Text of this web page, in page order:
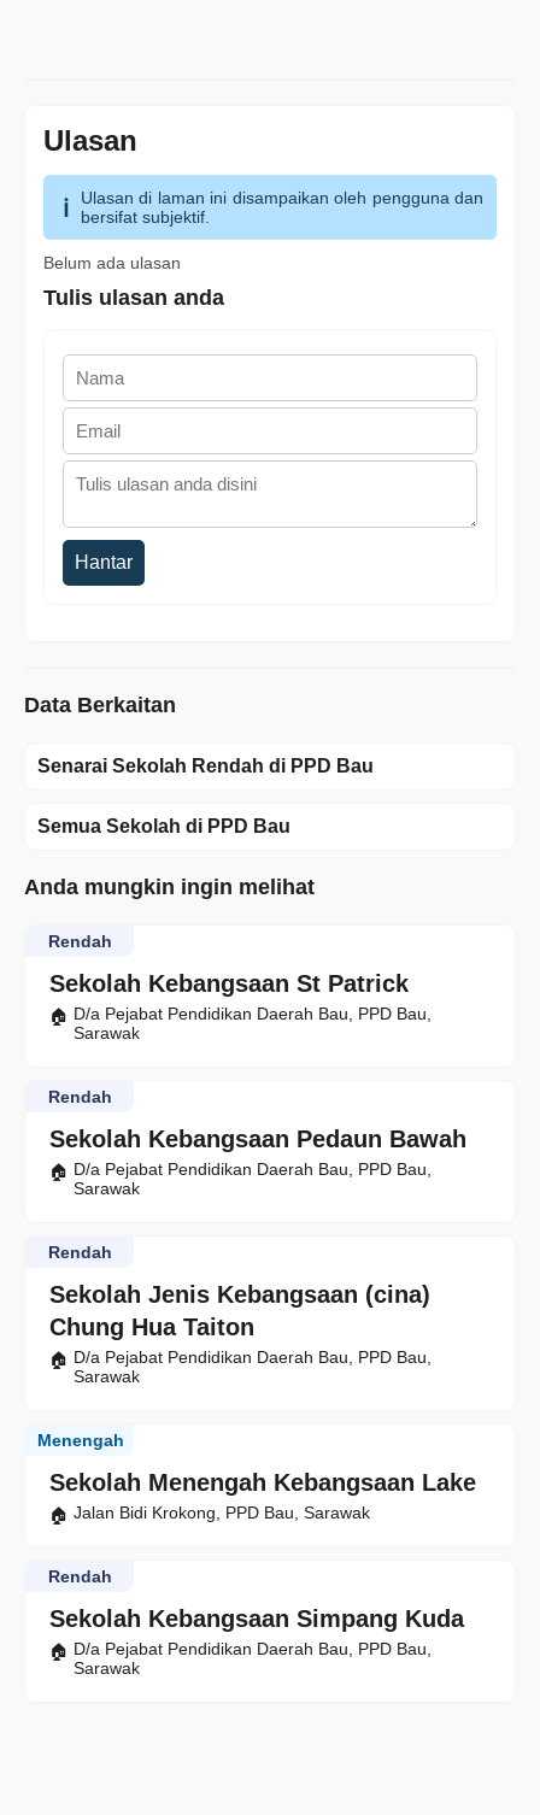
Ulasan
Ulasan di laman ini disampaikan oleh pengguna dan
bersifat subjektif.
Belum ada ulasan
Tulis ulasan anda
Hantar
Data Berkaitan
Senarai Sekolah Rendah di PPD Bau
Semua Sekolah di PPD Bau
Anda mungkin ingin melihat
Sekolah Kebangsaan St Patrick
Rendah
D/a Pejabat Pendidikan Daerah Bau, PPD Bau,
Sarawak
Sekolah Kebangsaan Pedaun Bawah
Rendah
D/a Pejabat Pendidikan Daerah Bau, PPD Bau,
Sarawak
Sekolah Jenis Kebangsaan (cina)
Chung Hua Taiton
Rendah
D/a Pejabat Pendidikan Daerah Bau, PPD Bau,
Sarawak
Sekolah Menengah Kebangsaan Lake
Menengah
Jalan Bidi Krokong, PPD Bau, Sarawak
Sekolah Kebangsaan Simpang Kuda
Rendah
D/a Pejabat Pendidikan Daerah Bau, PPD Bau,
Sarawak